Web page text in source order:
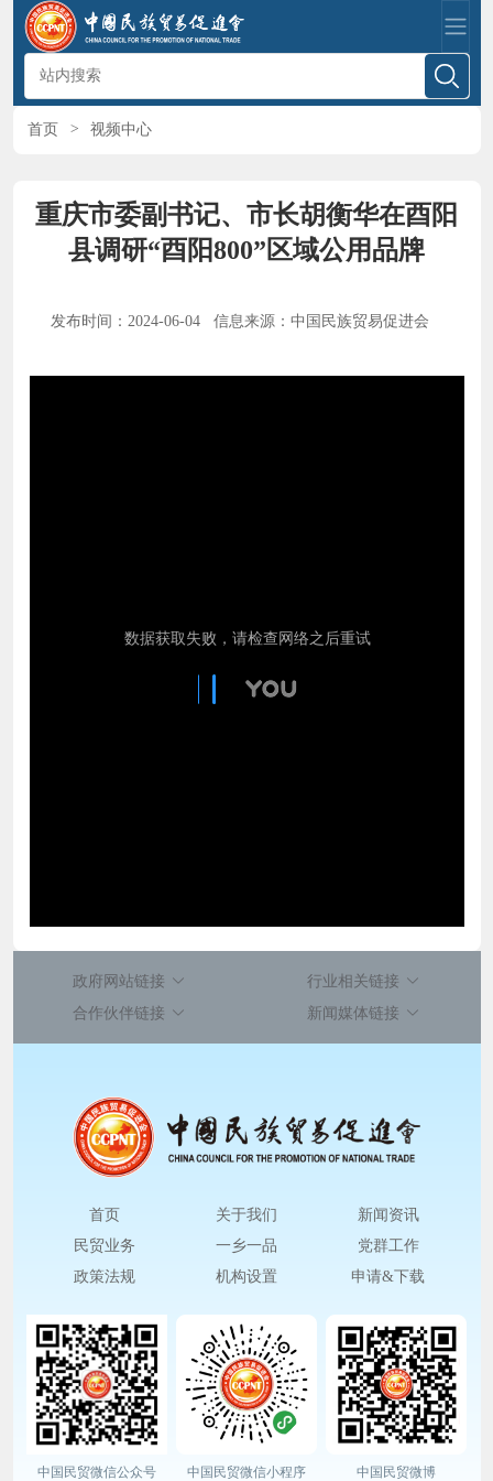
首页 > 视频中心
重庆市委副书记、市长胡衡华在酉阳
县调研“酉阳800”区域公用品牌
发布时间：2024-06-04 信息来源：中国民族贸易促进会
政府网站链接
行业相关链接
合作伙伴链接
新闻媒体链接
首页 关于我们
新闻资讯
民贸业务
一乡一品
党群工作
政策法规
机构设置 申请&下载
中国民贸微信公众号 中国民贸微信小程序 中国民贸微博